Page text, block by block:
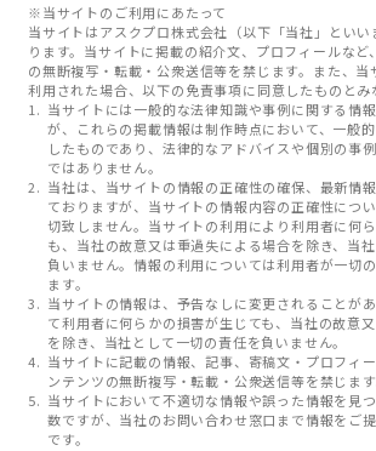
※当サイトのご利用にあたって
当サイトはアスクプロ株式会社（以下「当社」とい
ります。当サイトに掲載の紹介文、プロフィールなど
の無断複写・転載・公衆送信等を禁じます。また、当
利用された場合、以下の免責事項に同意したものとみ
当サイトには一般的な法律知識や事例に関する情
が、これらの掲載情報は制作時点において、一般
したものであり、法律的なアドバイスや個別の事
ではありません。
当社は、当サイトの情報の正確性の確保、最新情
ておりますが、当サイトの情報内容の正確性につ
切致しません。当サイトの利用により利用者に何
も、当社の故意又は重過失による場合を除き、当
負いません。情報の利用については利用者が一切
ます。
当サイトの情報は、予告なしに変更されることが
て利用者に何らかの損害が生じても、当社の故意
を除き、当社として一切の責任を負いません。
当サイトに記載の情報、記事、寄稿文・プロフィ
ンテンツの無断複写・転載・公衆送信等を禁じます
当サイトにおいて不適切な情報や誤った情報を見
数ですが、当社のお問い合わせ窓口まで情報をご
です。